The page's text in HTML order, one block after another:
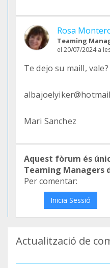
Rosa
Teaming
el 20/07/2024 a
Te dejo su maill,
Mari Sanchez
Aquest fòrum és
Teaming Managers
Per comentar:
Inicia Sessió
Actualització de